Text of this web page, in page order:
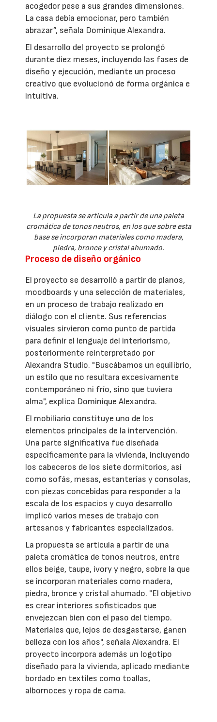
acogedor pese a sus grandes dimensiones.
La casa debía emocionar, pero también
abrazar”, señala Dominique Alexandra.
El desarrollo del proyecto se prolongó
durante diez meses, incluyendo las fases de
diseño y ejecución, mediante un proceso
creativo que evolucionó de forma orgánica e
intuitiva.
La propuesta se articula a partir de una paleta
cromática de tonos neutros, en los que sobre esta
base se incorporan materiales como madera,
piedra, bronce y cristal ahumado.
Proceso de diseño orgánico
El proyecto se desarrolló a partir de planos,
moodboards y una selección de materiales,
en un proceso de trabajo realizado en
diálogo con el cliente. Sus referencias
visuales sirvieron como punto de partida
para definir el lenguaje del interiorismo,
posteriormente reinterpretado por
Alexandra Studio. "Buscábamos un equilibrio,
un estilo que no resultara excesivamente
contemporáneo ni frío, sino que tuviera
alma", explica Dominique Alexandra.
El mobiliario constituye uno de los
elementos principales de la intervención.
Una parte significativa fue diseñada
específicamente para la vivienda, incluyendo
los cabeceros de los siete dormitorios, así
como sofás, mesas, estanterías y consolas,
con piezas concebidas para responder a la
escala de los espacios y cuyo desarrollo
implicó varios meses de trabajo con
artesanos y fabricantes especializados.
La propuesta se articula a partir de una
paleta cromática de tonos neutros, entre
ellos beige, taupe, ivory y negro, sobre la que
se incorporan materiales como madera,
piedra, bronce y cristal ahumado. "El objetivo
es crear interiores sofisticados que
envejezcan bien con el paso del tiempo.
Materiales que, lejos de desgastarse, ganen
belleza con los años", señala Alexandra. El
proyecto incorpora además un logotipo
diseñado para la vivienda, aplicado mediante
bordado en textiles como toallas,
albornoces y ropa de cama.